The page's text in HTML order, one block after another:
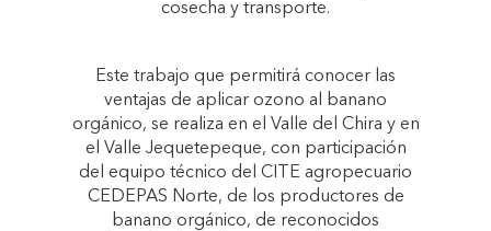
cosecha y transporte.
Este trabajo que permitirá conocer las
ventajas de aplicar ozono al banano
orgánico, se realiza en el Valle del Chira y en
el Valle Jequetepeque, con participación
del equipo técnico del CITE agropecuario
CEDEPAS Norte, de los productores de
banano orgánico, de reconocidos